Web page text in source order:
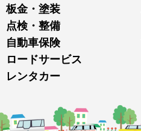
板金・塗装
点検・整備
自動車保険
ロードサービス
レンタカー